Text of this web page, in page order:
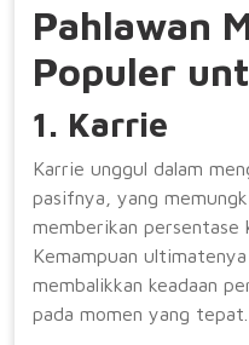
Pahlawan
Populer
1. Karrie
Karrie unggul dalam
pasifnya, yang
memberikan persentase
Kemampuan
membalikkan keadaan
pada momen yang tepat.